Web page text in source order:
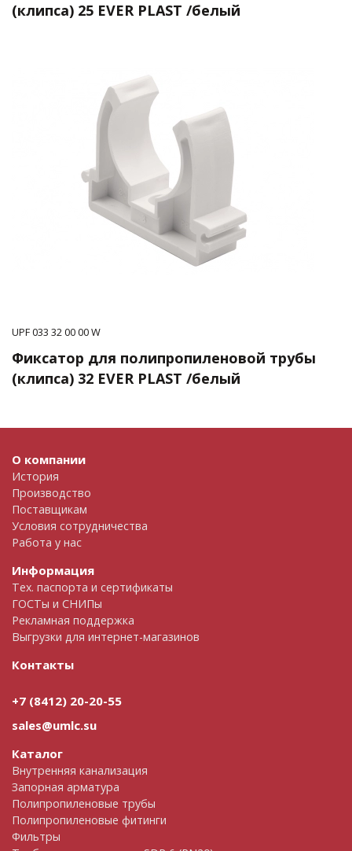
(клипса) 25 EVER PLAST /белый
UPF 033 32 00 00 W
Фиксатор для полипропиленовой трубы
(клипса) 32 EVER PLAST /белый
О компании
История
Производство
Поставщикам
Условия сотрудничества
Работа у нас
Информация
Тех. паспорта и сертификаты
ГОСТы и СНИПы
Рекламная поддержка
Выгрузки для интернет-магазинов
Контакты
+7 (8412) 20-20-55
sales@umlc.su
Каталог
Внутренняя канализация
Запорная арматура
Полипропиленовые трубы
Полипропиленовые фитинги
Фильтры